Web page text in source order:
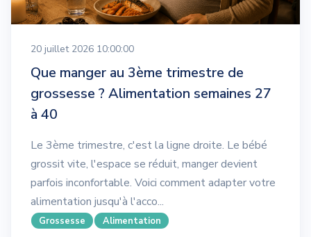
20 juillet 2026 10:00:00
Que manger au 3ème trimestre de
grossesse ? Alimentation semaines 27
à 40
Le 3ème trimestre, c'est la ligne droite. Le bébé
grossit vite, l'espace se réduit, manger devient
parfois inconfortable. Voici comment adapter votre
alimentation jusqu'à l'acco...
Grossesse Alimentation